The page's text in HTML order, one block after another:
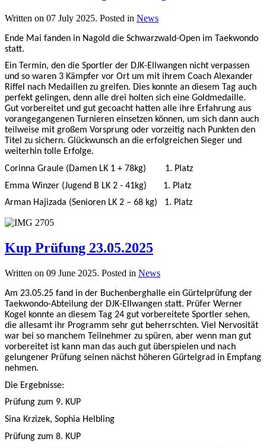
Written on 07 July 2025. Posted in News
Ende Mai fanden in Nagold die Schwarzwald-Open im Taekwondo
statt.
Ein Termin, den die Sportler der DJK-Ellwangen nicht verpassen
und so waren 3 Kämpfer vor Ort um mit ihrem Coach Alexander
Riffel nach Medaillen zu greifen. Dies konnte an diesem Tag auch
perfekt gelingen, denn alle drei holten sich eine Goldmedaille.
Gut vorbereitet und gut gecoacht hatten alle ihre Erfahrung aus
vorangegangenen Turnieren einsetzen können, um sich dann auch
teilweise mit großem Vorsprung oder vorzeitig nach Punkten den
Titel zu sichern. Glückwunsch an die erfolgreichen Sieger und
weiterhin tolle Erfolge.
Corinna Graule (Damen LK 1 + 78kg) 1. Platz
Emma Winzer (Jugend B LK 2 - 41kg) 1. Platz
Arman Hajizada (Senioren LK 2 – 68 kg) 1. Platz
Kup Prüfung 23.05.2025
Written on 09 June 2025. Posted in News
Am 23.05.25 fand in der Buchenberghalle ein Gürtelprüfung der
Taekwondo-Abteilung der DJK-Ellwangen statt. Prüfer Werner
Kogel konnte an diesem Tag 24 gut vorbereitete Sportler sehen,
die allesamt ihr Programm sehr gut beherrschten. Viel Nervosität
war bei so manchem Teilnehmer zu spüren, aber wenn man gut
vorbereitet ist kann man das auch gut überspielen und nach
gelungener Prüfung seinen nächst höheren Gürtelgrad in Empfang
nehmen.
Die Ergebnisse:
Prüfung zum 9. KUP
Sina Krzizek, Sophia Helbling
Prüfung zum 8. KUP